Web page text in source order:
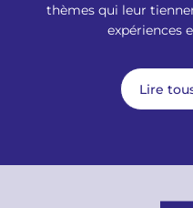
thèmes qui leur
expériences
Lire